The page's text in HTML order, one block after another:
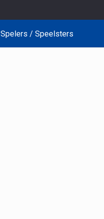
Spelers / Speelsters